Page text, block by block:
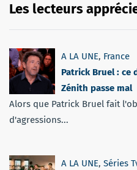
Les lecteurs
A LA UNE, France
Patrick Bruel : ce
Zénith passe mal
Alors que Patrick Bruel fait
d'agressions...
A LA UNE, Séries